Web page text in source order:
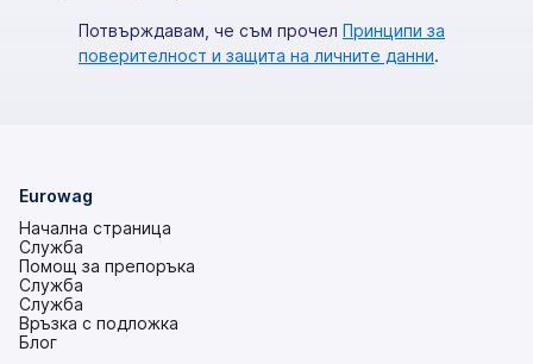
Потвърждавам, че съм прочел Принципи за
поверителност и защита на личните данни.
Eurowag
Начална страница
Служба
Помощ за препоръка
Служба
Служба
Връзка с подложка
(това
Блог